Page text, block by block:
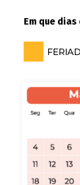
Em que